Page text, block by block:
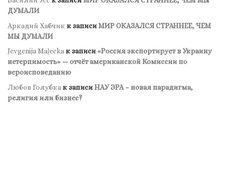
ДУМАЛИ
Аркадий Хабчик к записиМИР ОКАЗАЛСЯ СТРАННЕЕ, ЧЕМ
МЫ ДУМАЛИ
Jevgenija Maļeckaк записи«Россия экспортирует в Украину
нетерпимость» — отчёт американской Комиссии по
вероисповеданию
Любов Голубка к записиНАУ ЭРА – новая парадигма,
религия или бизнес?